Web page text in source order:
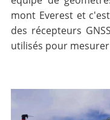
mont Everest et
des récepteurs
utilisés pour